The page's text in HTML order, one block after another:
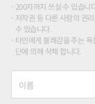
200자까지 쓰실 수 있습
저작권 등 다른 사람의 권
수 있습니다.
타인에게 불쾌감을 주는
단에 의해 삭제 합니다.